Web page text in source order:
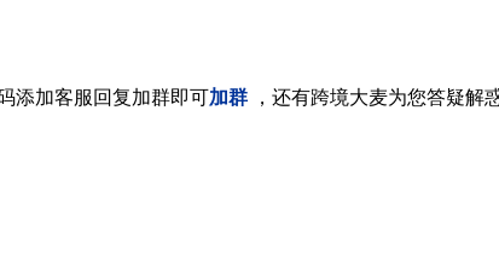
添加客服回复加群即可加群 ，还有跨境大麦为您答疑解